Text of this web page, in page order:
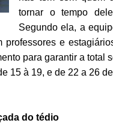
tornar o tempo
Segundo ela, a
e
para garantir a total
15 à 19, e de 22 a 26
do tédio